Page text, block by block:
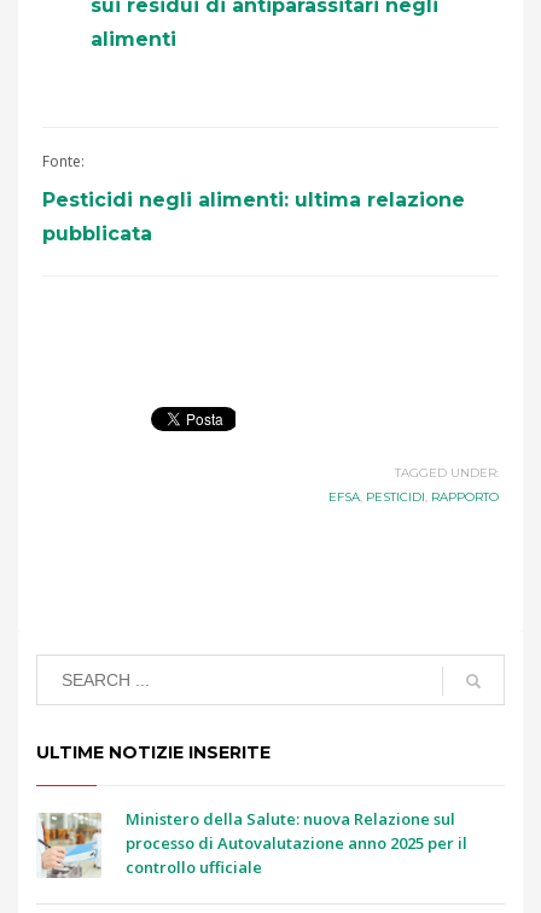
sui residui di antiparassitari negli
alimenti
Fonte:
Pesticidi negli alimenti: ultima relazione
pubblicata
TAGGED UNDER:
EFSA, PESTICIDI, RAPPORTO
ULTIME NOTIZIE INSERITE
Ministero della Salute: nuova Relazione sul
processo di Autovalutazione anno 2025 per il
controllo ufficiale